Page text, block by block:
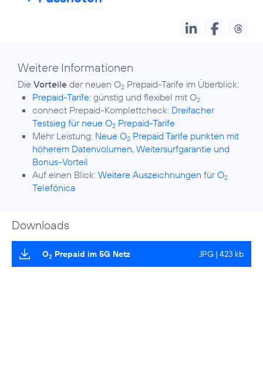
Weitere Informationen
Die Vorteile der neuen O2
Prepaid-Tarife: günstig und flexibel mit O2
connect Prepaid-Komplettcheck: Dreifacher
Testsieg für neue O2 Prepaid-Tarife
Mehr Leistung: Neue O2 Prepaid Tarife punkten mit
höherem Datenvolumen, Weitersurfgarantie und
Bonus-Vorteil
Auf einen Blick: Weitere Auszeichnungen für O2
Telefónica
Downloads
O2 Prepaid im 5G Netz JPG | 423 kb